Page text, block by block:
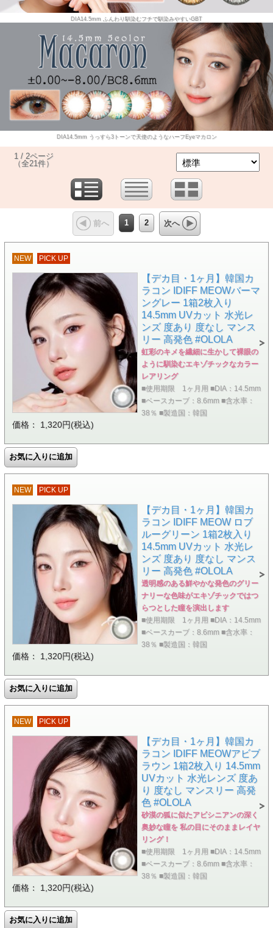
DIA14.5mm ふんわり馴染むフチで馴染みやすいGBT
DIA14.5mm うっすら3トーンで天使のようなハーフEyeマカロン
1 / 2ページ
（全21件）
前へ 1 2 次へ
NEW PICK UP
【デカ目・1ヶ月】韓国カ
ラコン IDIFF MEOWバーマ
ングレー 1箱2枚入り
14.5mm UVカット 水光レ
ンズ 度あり 度なし マンス
リー 高発色 #OLOLA
虹彩のキメを繊細に生かして裸眼の
ように馴染むエキゾチックなカラー
レアリング
■使用期限 1ヶ月用 ■DIA：14.5mm
■ベースカーブ：8.6mm ■含水率：
38％ ■製造国：韓国
価格： 1,320円(税込)
NEW PICK UP
【デカ目・1ヶ月】韓国カ
ラコン IDIFF MEOW ロブ
ルーグリーン 1箱2枚入り
14.5mm UVカット 水光レ
ンズ 度あり 度なし マンス
リー 高発色 #OLOLA
透明感のある鮮やかな発色のグリー
ナリーな色味がエキゾチックではつ
らつとした瞳を演出します
■使用期限 1ヶ月用 ■DIA：14.5mm
■ベースカーブ：8.6mm ■含水率：
38％ ■製造国：韓国
価格： 1,320円(税込)
NEW PICK UP
【デカ目・1ヶ月】韓国カ
ラコン IDIFF MEOWアビブ
ラウン 1箱2枚入り 14.5mm
UVカット 水光レンズ 度あ
り 度なし マンスリー 高発
色 #OLOLA
砂漠の狐に似たアビシニアンの深く
奥妙な瞳を 私の目にそのままレイヤ
リング！
■使用期限 1ヶ月用 ■DIA：14.5mm
■ベースカーブ：8.6mm ■含水率：
38％ ■製造国：韓国
価格： 1,320円(税込)